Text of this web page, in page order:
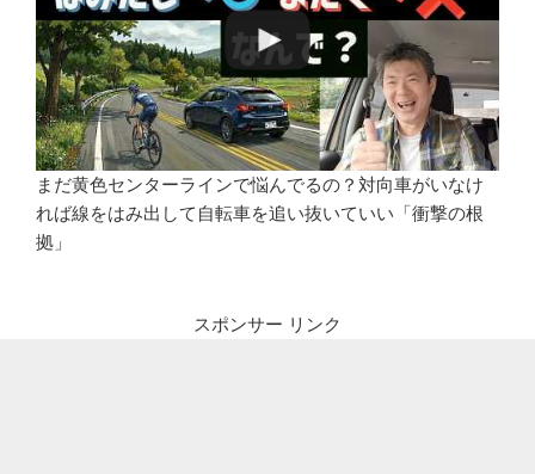
まだ黄色センターラインで悩んでるの？対向車がいなけ
れば線をはみ出して自転車を追い抜いていい「衝撃の根
拠」
スポンサー リンク